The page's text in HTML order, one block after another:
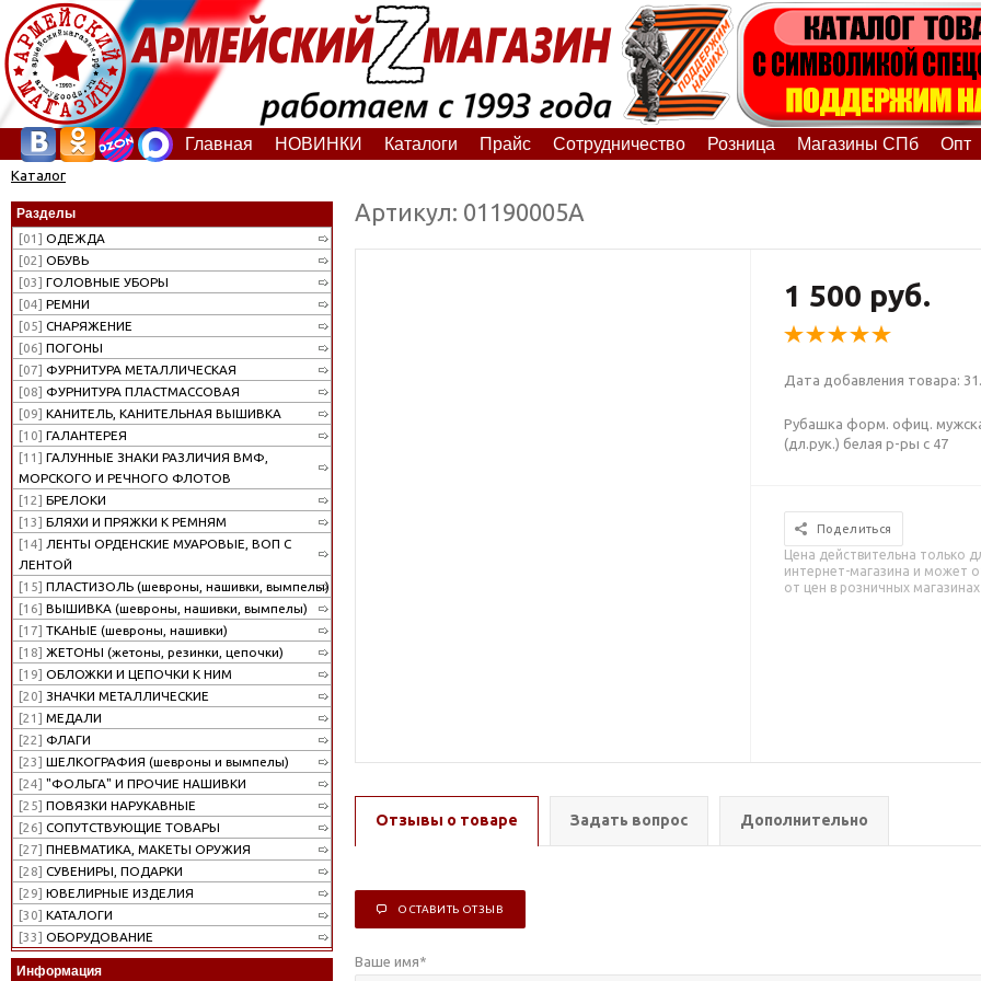
Главная НОВИНКИ Каталоги Прайс Сотрудничество Розница Магазины СПб Опт
Каталог
Разделы
[01] ОДЕЖДА
[02] ОБУВЬ
[03] ГОЛОВНЫЕ УБОРЫ
[04] РЕМНИ
[05] СНАРЯЖЕНИЕ
[06] ПОГОНЫ
[07] ФУРНИТУРА МЕТАЛЛИЧЕСКАЯ
[08] ФУРНИТУРА ПЛАСТМАССОВАЯ
[09] КАНИТЕЛЬ, КАНИТЕЛЬНАЯ ВЫШИВКА
[10] ГАЛАНТЕРЕЯ
[11] ГАЛУННЫЕ ЗНАКИ РАЗЛИЧИЯ ВМФ,
МОРСКОГО И РЕЧНОГО ФЛОТОВ
[12] БРЕЛОКИ
[13] БЛЯХИ И ПРЯЖКИ К РЕМНЯМ
[14] ЛЕНТЫ ОРДЕНСКИЕ МУАРОВЫЕ, ВОП С
ЛЕНТОЙ
[15] ПЛАСТИЗОЛЬ (шевроны, нашивки, вымпелы)
[16] ВЫШИВКА (шевроны, нашивки, вымпелы)
[17] ТКАНЫЕ (шевроны, нашивки)
[18] ЖЕТОНЫ (жетоны, резинки, цепочки)
[19] ОБЛОЖКИ И ЦЕПОЧКИ К НИМ
[20] ЗНАЧКИ МЕТАЛЛИЧЕСКИЕ
[21] МЕДАЛИ
[22] ФЛАГИ
[23] ШЕЛКОГРАФИЯ (шевроны и вымпелы)
[24] "ФОЛЬГА" И ПРОЧИЕ НАШИВКИ
[25] ПОВЯЗКИ НАРУКАВНЫЕ
[26] СОПУТСТВУЮЩИЕ ТОВАРЫ
[27] ПНЕВМАТИКА, МАКЕТЫ ОРУЖИЯ
[28] СУВЕНИРЫ, ПОДАРКИ
[29] ЮВЕЛИРНЫЕ ИЗДЕЛИЯ
[30] КАТАЛОГИ
[33] ОБОРУДОВАНИЕ
Информация
Артикул: 01190005А
1 500 руб.
Дата добавления товара:
Рубашка форм. офиц.
(дл.рук.) белая р-ры с 47
Поделиться
Цена действительна только
интернет-магазина и может
от цен в розничных магазинах
Отзывы о товаре Задать вопрос Дополнительно
ОСТАВИТЬ ОТЗЫВ
Ваше имя*